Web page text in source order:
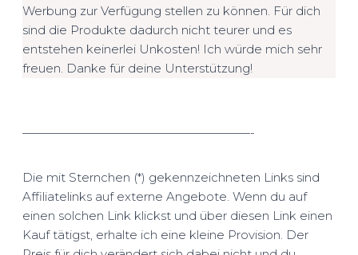
Werbung zur Verfügung stellen zu können. Für dich
sind die Produkte dadurch nicht teurer und es
entstehen keinerlei Unkosten! Ich würde mich sehr
freuen. Danke für deine Unterstützung!
———————————————————-
Die mit Sternchen (*) gekennzeichneten Links sind
Affiliatelinks auf externe Angebote. Wenn du auf
einen solchen Link klickst und über diesen Link einen
Kauf tätigst, erhalte ich eine kleine Provision. Der